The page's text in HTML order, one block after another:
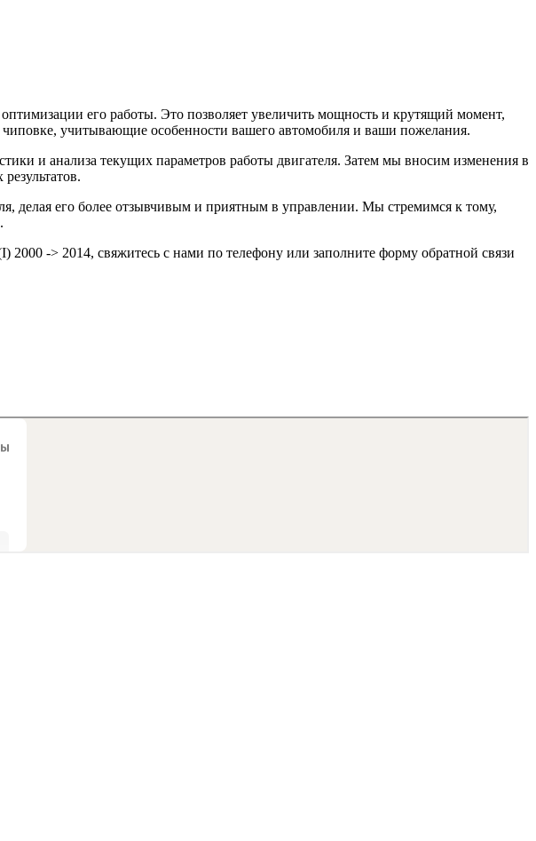
его работы. Это позволяет увеличить мощность и крутящий момент,
учитывающие особенности вашего автомобиля и ваши пожелания.
и анализа текущих параметров работы двигателя. Затем мы вносим изменения в
делая его более отзывчивым и приятным в управлении. Мы стремимся к тому,
-> 2014, свяжитесь с нами по телефону или заполните форму обратной связи